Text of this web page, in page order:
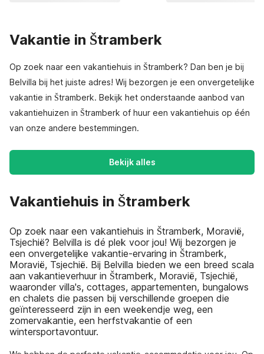
Vakantie in Štramberk
Op zoek naar een vakantiehuis in Štramberk? Dan ben je bij
Belvilla bij het juiste adres! Wij bezorgen je een onvergetelijke
vakantie in Štramberk. Bekijk het onderstaande aanbod van
vakantiehuizen in Štramberk of huur een vakantiehuis op één
van onze andere bestemmingen.
Bekijk alles
Vakantiehuis in Štramberk
Op zoek naar een vakantiehuis in Štramberk, Moravië,
Tsjechië? Belvilla is dé plek voor jou! Wij bezorgen je
een onvergetelijke vakantie-ervaring in Štramberk,
Moravië, Tsjechië. Bij Belvilla bieden we een breed scala
aan vakantieverhuur in Štramberk, Moravië, Tsjechië,
waaronder villa's, cottages, appartementen, bungalows
en chalets die passen bij verschillende groepen die
geïnteresseerd zijn in een weekendje weg, een
zomervakantie, een herfstvakantie of een
wintersportavontuur.